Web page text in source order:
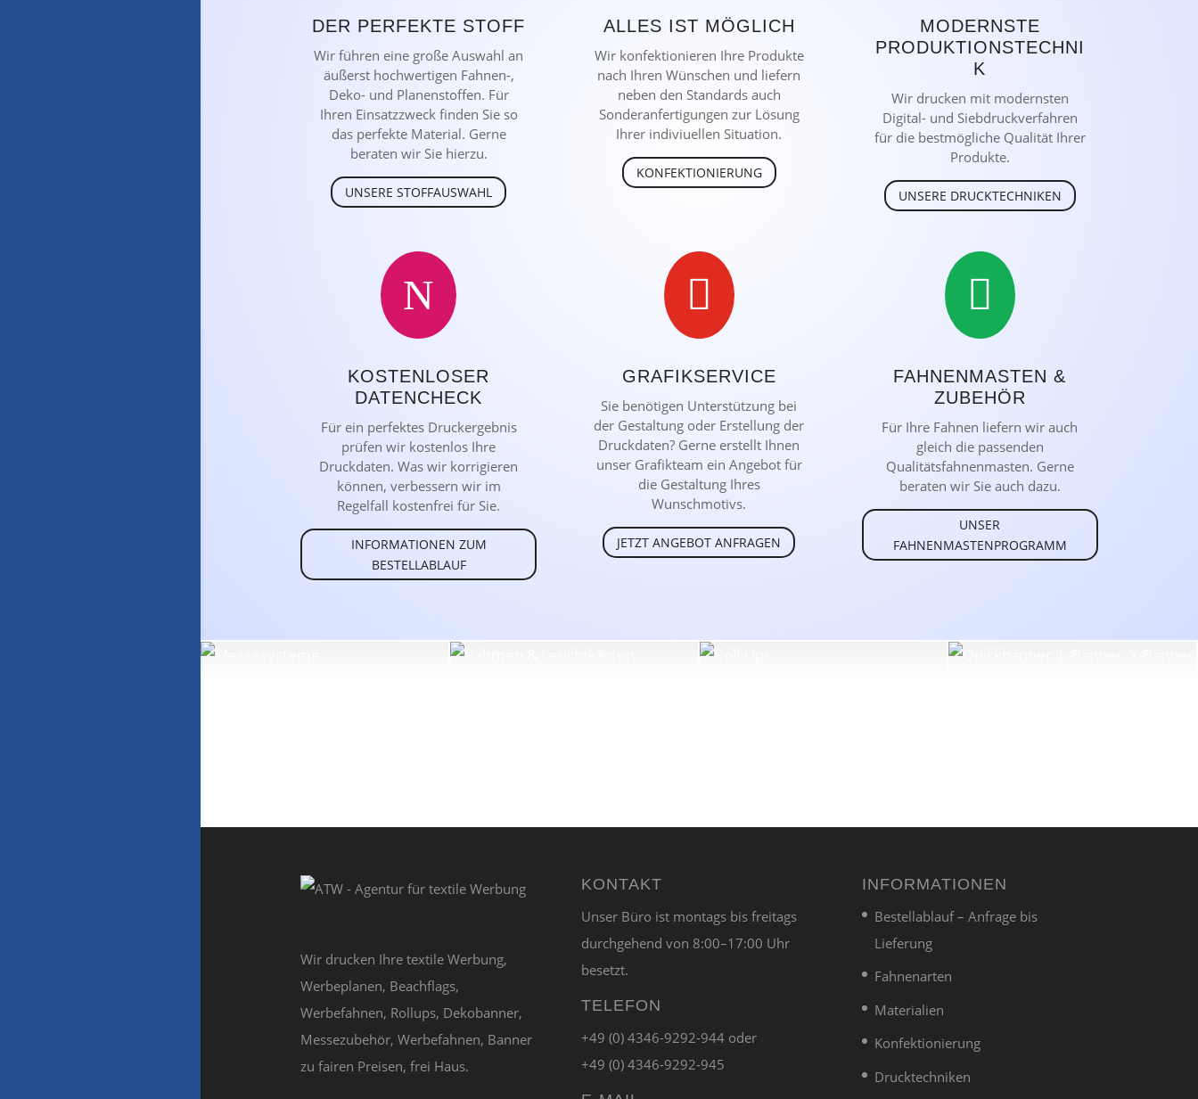
DER PERFEKTE STOFF
Wir führen eine große Auswahl an
äußerst hochwertigen Fahnen-,
Deko- und Planenstoffen. Für
Ihren Einsatzzweck finden Sie so
das perfekte Material. Gerne
beraten wir Sie hierzu.
UNSERE STOFFAUSWAHL
ALLES IST MÖGLICH
Wir konfektionieren Ihre Produkte
nach Ihren Wünschen und liefern
neben den Standards auch
Sonderanfertigungen zur Lösung
Ihrer indiviuellen Situation.
KONFEKTIONIERUNG
MODERNSTE
PRODUKTIONSTECHNI
K
Wir drucken mit modernsten
Digital- und Siebdruckverfahren
für die bestmögliche Qualität Ihrer
Produkte.
UNSERE DRUCKTECHNIKEN
N
KOSTENLOSER
DATENCHECK
Für ein perfektes Druckergebnis
prüfen wir kostenlos Ihre
Druckdaten. Was wir korrigieren
können, verbessern wir im
Regelfall kostenfrei für Sie.
INFORMATIONEN ZUM
BESTELLABLAUF

GRAFIKSERVICE
Sie benötigen Unterstützung bei
der Gestaltung oder Erstellung der
Druckdaten? Gerne erstellt Ihnen
unser Grafikteam ein Angebot für
die Gestaltung Ihres
Wunschmotivs.
JETZT ANGEBOT ANFRAGEN

FAHNENMASTEN &
ZUBEHÖR
Für Ihre Fahnen liefern wir auch
gleich die passenden
Qualitätsfahnenmasten. Gerne
beraten wir Sie auch dazu.
UNSER
FAHNENMASTENPROGRAMM
Wir drucken Ihre textile Werbung,
Werbeplanen, Beachflags,
Werbefahnen, Rollups, Dekobanner,
Messezubehör, Werbefahnen, Banner
zu fairen Preisen, frei Haus.
KONTAKT
Unser Büro ist montags bis freitags
durchgehend von 8:00–17:00 Uhr
besetzt.
TELEFON
+49 (0) 4346-9292-944 oder
+49 (0) 4346-9292-945
INFORMATIONEN
Bestellablauf – Anfrage bis
Lieferung
Fahnenarten
Materialien
Konfektionierung
Drucktechniken